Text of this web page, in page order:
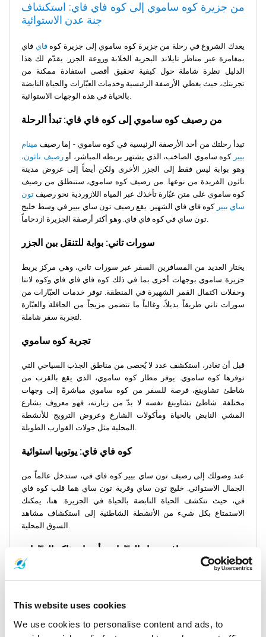
This website uses cookies
We use cookies to personalise content and ads, to
من جزيرة كوه ساموي إلى كوه فاي فاي: استكشاف
جنة عدن الاستوائية
يعدك الشروع في رحلة من جزيرة كوه ساموي إلى جزيرة كوهفاي فاي
بمغامرة عبر مناظر تايلاند البحرية الخلابة وروعة الجزر. يقدّم لك هذا
الدليل نظرة شاملة حول كيفية تحقيق أقصى استفادة ممكنة من
تجربتك، حيث يغطي الأرصفة الرئيسية وخدمات العبّارات والحياة النابضة
بالحياة في هذه الوجهات الاستوائية.
من رصيف كوه ساموي إلى كوه فاي فاي: تبدأ الرحلة
تبدأ رحلتك من أحد الأرصفة الرئيسية في كوه ساموي - إما رصيف مينام
بيير كوه ساموي الصاخب، الذي يشتهر بربطه المباشر، أورصيف ناثون،
وهو بوابة ليس فقط إلى الجزر الأخرى ولكن أيضاً إلى عروض مدينة
ناثون الفريدة من نوعها. من رصيف كوه ساموي، ستنطلق من رصيف
كوه ساموي على متن عبّارة تأخذك عبر المياه اللازوردية نحو رصيف تون
ساي بيير كوه فاي فاي الشهير. يقع رصيف تون ساي بيير في وسط خليج
تون ساي في كوه فاي فاي. وهو أكثر أرصفة الجزيرة ازدحاماً.
سورات تاني: بوابة للتنقل بين الجزر
يختار العديد من المسافرين السفر عبر سورات تاني، وهي مركز يربط
جزيرة ساموي بوجهات أخرى بما في ذلك كوه فاي فاي فاي وكوه لانتا
وحفلات اكتمال القمر الشهيرة في المنطقة. توفر خدمات العبّارات من
سورات تاني طريقاً بديلاً، وغالباً ما تتضمن مزيجاً من الحافلة والعبّارة
لتجربة سفر شاملة.
تجربة كوه ساموي
قبل أن تغادر، استكشف عدد لا يُحصى من مناطق الجذب السياحي التي
توفرها كوه ساموي. يوفر مطار كوه ساموي، الذي يقع بالقرب من
شاطئ تشاوينغ، فرصة للسفر من كوه ساموي مباشرةً إلى وجهات
مختلفة. شاطئ تشاوينغ نفسه لا بدّ من زيارته، فهو معروف بشارع
المشي النابض بالحياة ومأكولات الشارع وعروض الترويج للأنشطة
المحلية مثل جولات القوارب الطويلة.
كوه فاي فاي: يوتوبيا استوائية
عند وصولك إلى رصيف تون ساي بيير كوه فاي في، ستدخل عالماً من
الجمال الاستوائي. خليج تون ساي وقرية تون ساي هما قلب كوه فاي
في، حيث تتكشف الحياة النابضة بالحياة في الجزيرة. هنا، يمكنك
الاستمتاع بكل شيء من الأنشطة الشاطئية إلى استكشاف مشاهد
السوق المحلية.
مرافق ميناء العبّارات وأسعار تذاكر العبّارات
تم تجهيز كل من مرفأ كوه ساموي ناثون بيير ورصيف مينام لضمان تجربة
يُعدّ السفر من كوه ساموي إلى كوه فاي فاي مزيجاً من رحلات العبّارات